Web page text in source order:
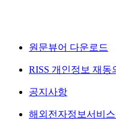
원문뷰어 다운로드
RISS 개인정보 재동
공지사항
해외전자정보서비